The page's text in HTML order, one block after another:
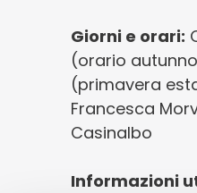
Giorni e orari:
(orario
(primavera
Francesca
Casinalbo
Informazioni